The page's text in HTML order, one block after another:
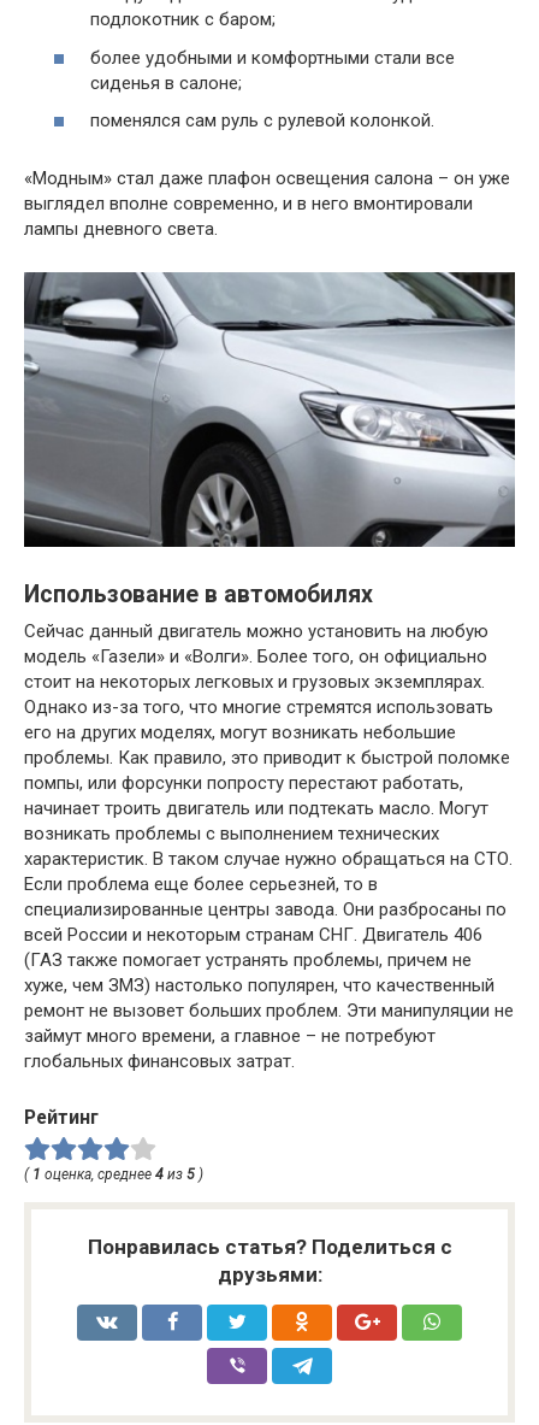
подлокотник с баром;
более удобными и комфортными стали все
сиденья в салоне;
поменялся сам руль с рулевой колонкой.
«Модным» стал даже плафон освещения салона – он уже
выглядел вполне современно, и в него вмонтировали
лампы дневного света.
Использование в автомобилях
Сейчас данный двигатель можно установить на любую
модель «Газели» и «Волги». Более того, он официально
стоит на некоторых легковых и грузовых экземплярах.
Однако из-за того, что многие стремятся использовать
его на других моделях, могут возникать небольшие
проблемы. Как правило, это приводит к быстрой поломке
помпы, или форсунки попросту перестают работать,
начинает троить двигатель или подтекать масло. Могут
возникать проблемы с выполнением технических
характеристик. В таком случае нужно обращаться на СТО.
Если проблема еще более серьезней, то в
специализированные центры завода. Они разбросаны по
всей России и некоторым странам СНГ. Двигатель 406
(ГАЗ также помогает устранять проблемы, причем не
хуже, чем ЗМЗ) настолько популярен, что качественный
ремонт не вызовет больших проблем. Эти манипуляции не
займут много времени, а главное – не потребуют
глобальных финансовых затрат.
Рейтинг
( 1 оценка, среднее 4 из 5 )
Понравилась статья? Поделиться с
друзьями: